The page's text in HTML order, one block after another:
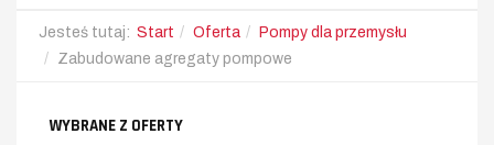
Jesteś tutaj: Start Oferta
Pompy dla przemysłu
Zabudowane agregaty pompowe
WYBRANE Z OFERTY